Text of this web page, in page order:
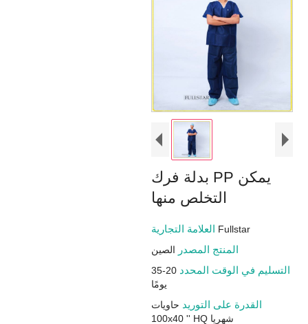
بدلة فرك PP يمكن
التخلص منها
Fullstar
المنتج المصدر الصين
التسليم في الوقت المحدد
20-35
يومًا
القدرة على التوريد حاويات
100x40 '' HQ شهريا